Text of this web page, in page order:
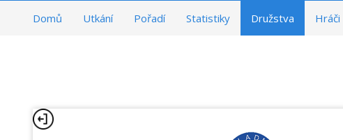
Domů Utkání Pořadí Statistiky Družstva Hráči